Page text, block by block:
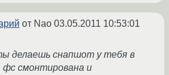
от Nao 03.05.2011 10:53:01
делаешь снапшот у тебя в
фс смонтирована и